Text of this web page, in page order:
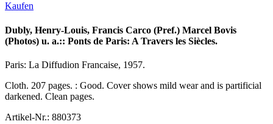
Kaufen
Dubly, Henry-Louis, Francis Carco (Pref.) Marcel Bovis
(Photos) u. a.:: Ponts de Paris: A Travers les Siècles.
Paris: La Diffudion Francaise, 1957.
Cloth. 207 pages. : Good. Cover shows mild wear and is partificial
darkened. Clean pages.
Artikel-Nr.: 880373